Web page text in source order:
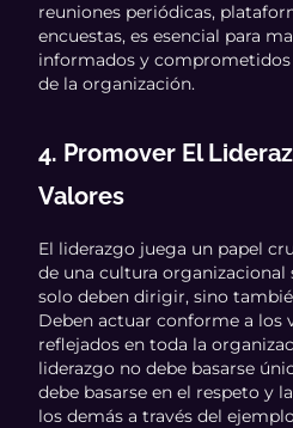
reuniones periódicas,
encuestas, es esencial para
informados y
de la organización.
4. Promover El
Valores
El liderazgo juega un papel
de una cultura organizacional
solo deben dirigir, sino
Deben actuar conforme a los
reflejados en toda la
liderazgo no debe basarse
debe basarse en el respeto y
los demás a través del